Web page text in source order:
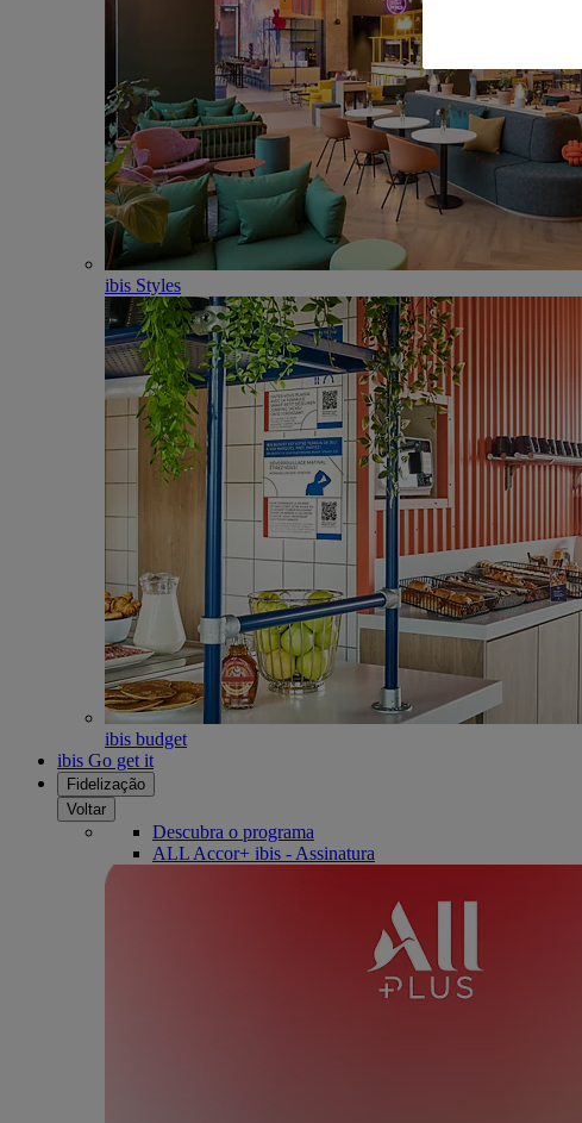
ibis Styles
ibis budget
ibis Go get it
Fidelização
Voltar
Descubra o programa
ALL Accor+ ibis - Assinatura